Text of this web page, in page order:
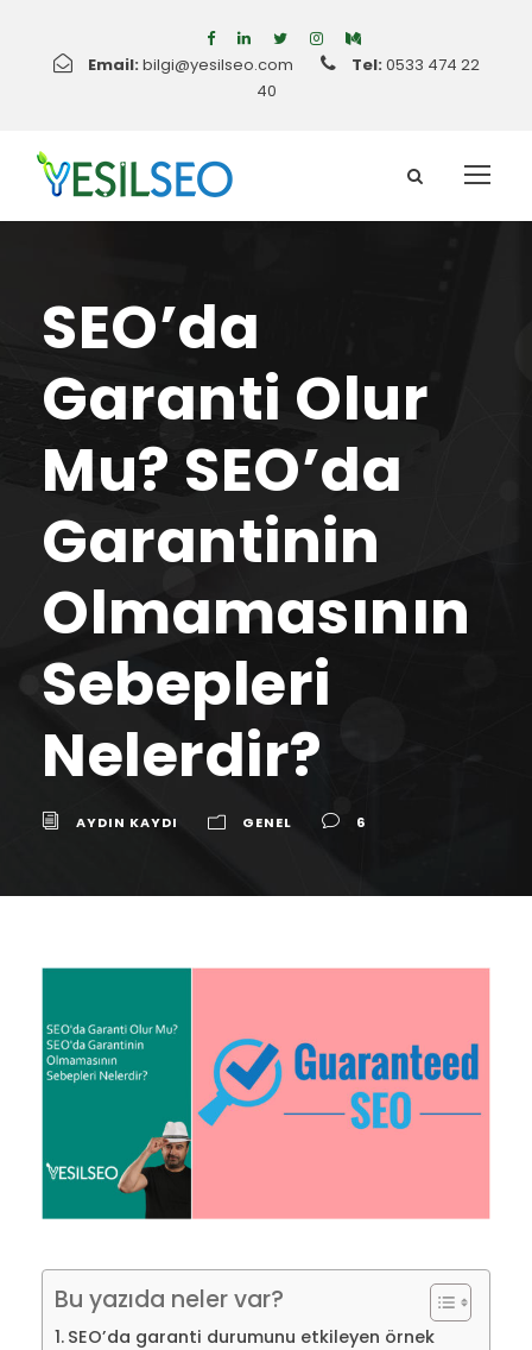
Email: bilgi@yesilseo.com Tel: 0533 474 22
40
SEO’da
Garanti Olur
Mu? SEO’da
Garantinin
Olmamasının
Sebepleri
Nelerdir?
AYDIN KAYDI GENEL 6
Bu yazıda neler var?
SEO’da garanti durumunu etkileyen örnek